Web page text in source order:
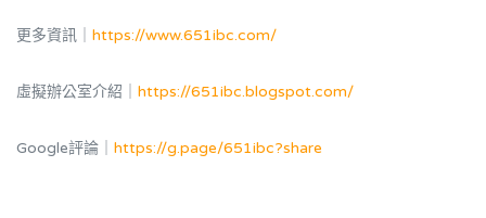
更多資訊｜ https://www.651ibc.com/
虛擬辦公室介紹｜ https://651ibc.blogspot.com/
Google評論｜ https://g.page/651ibc?share